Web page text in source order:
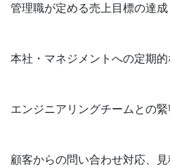
管理職が定める売上目標の達成
本社・マネジメントへの定期
エンジニアリングチームとの
顧客からの問い合わせ対応、